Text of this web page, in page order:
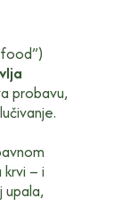
probavu,
krvi – i